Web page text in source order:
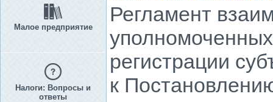
Малое предприятие
Налоги: Вопросы и
ответы
Регламент
регистрации
к